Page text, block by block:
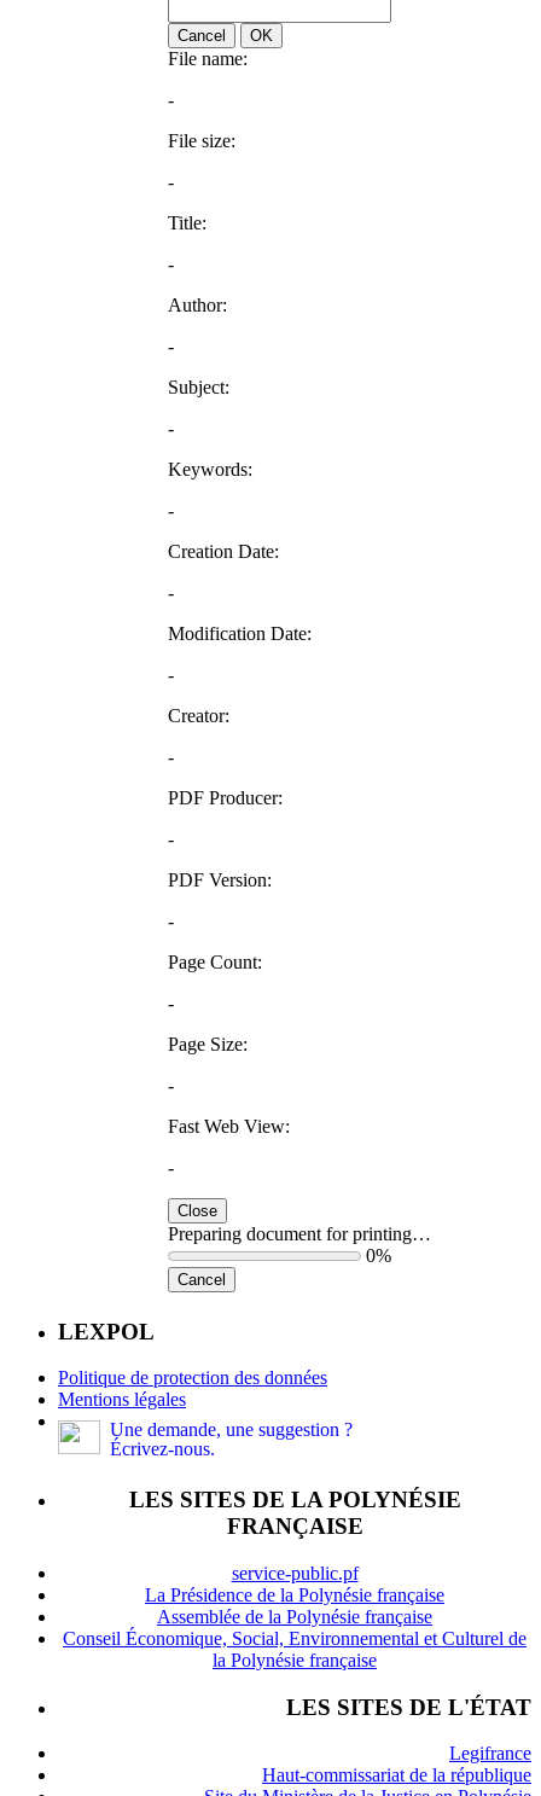
Cancel OK
File name:
-
File size:
-
Title:
-
Author:
-
Subject:
-
Keywords:
-
Creation Date:
-
Modification Date:
-
Creator:
-
PDF Producer:
-
PDF Version:
-
Page Count:
-
Page Size:
-
Fast Web View:
-
Close
Preparing document for printing…
0%
Cancel
LEXPOL
Politique de protection des données
Mentions légales
Une demande, une suggestion ?
Écrivez-nous.
LES SITES DE LA POLYNÉSIE
FRANÇAISE
service-public.pf
La Présidence de la Polynésie française
Assemblée de la Polynésie française
Conseil Économique, Social, Environnemental et Culturel de
la Polynésie française
LES SITES DE L'ÉTAT
Legifrance
Haut-commissariat de la république